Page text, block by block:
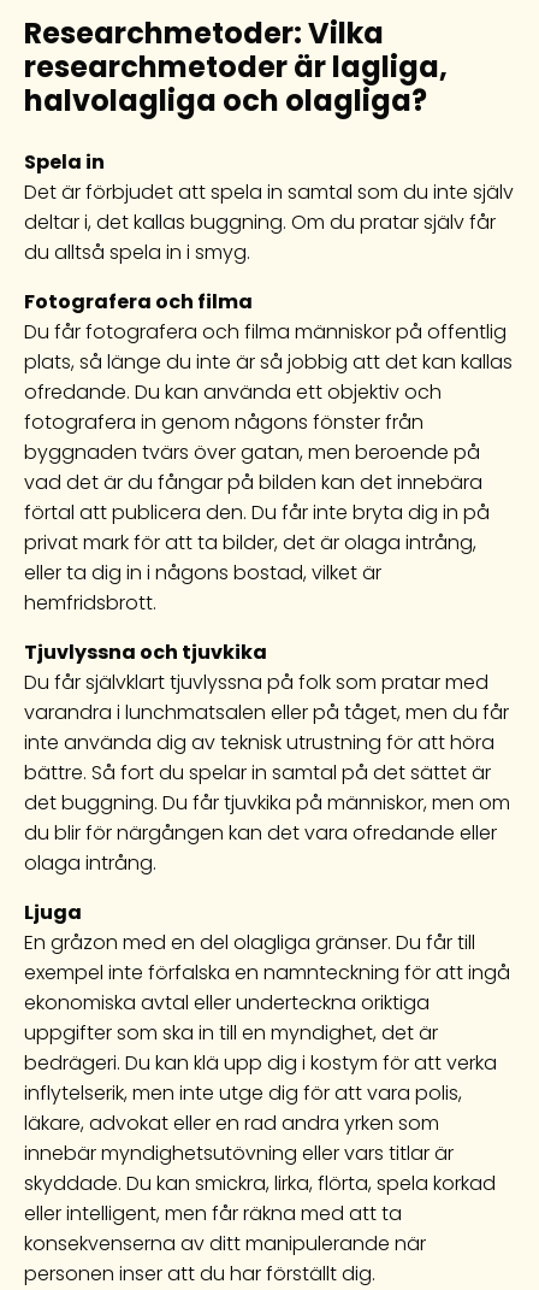
Researchmetoder:Vilka
researchmetoder är lagliga,
halvolagliga och olagliga?
Spela in
Det är förbjudet att spela in samtal som du inte själv
deltar i, det kallas buggning. Om du pratar själv får
du alltså spela in i smyg.
Fotografera och filma
Du får fotografera och filma människor på offentlig
plats, så länge du inte är så jobbig att det kan kallas
ofredande. Du kan använda ett objektiv och
fotografera in genom någons fönster från
byggnaden tvärs över gatan, men beroende på
vad det är du fångar på bilden kan det innebära
förtal att publicera den. Du får inte bryta dig in på
privat mark för att ta bilder, det är olaga intrång,
eller ta dig in i någons bostad, vilket är
hemfridsbrott.
Tjuvlyssna och tjuvkika
Du får självklart tjuvlyssna på folk som pratar med
varandra i lunchmatsalen eller på tåget, men du får
inte använda dig av teknisk utrustning för att höra
bättre. Så fort du spelar in samtal på det sättet är
det buggning. Du får tjuvkika på människor, men om
du blir för närgången kan det vara ofredande eller
olaga intrång.
Ljuga
En gråzon med en del olagliga gränser. Du får till
exempel inte förfalska en namnteckning för att ingå
ekonomiska avtal eller underteckna oriktiga
uppgifter som ska in till en myndighet, det är
bedrägeri. Du kan klä upp dig i kostym för att verka
inflytelserik, men inte utge dig för att vara polis,
läkare, advokat eller en rad andra yrken som
innebär myndighetsutövning eller vars titlar är
skyddade. Du kan smickra, lirka, flörta, spela korkad
eller intelligent, men får räkna med att ta
konsekvenserna av ditt manipulerande när
personen inser att du har förställt dig.